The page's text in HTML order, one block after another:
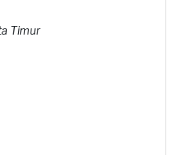
Timur